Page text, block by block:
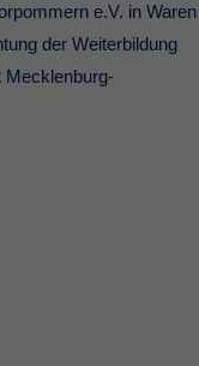
e.V. in Waren
der Weiterbildung
Mecklenburg-